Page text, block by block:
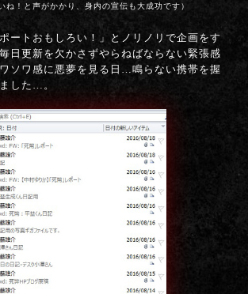
ね！と声がかかり、身内の宣伝も大成功です）
ートおもしろい！」とノリノリで企画をす
日更新を欠かさずやらねばならない緊張感
ソワ感に悪夢を見る日…鳴らない携帯を握
した…。